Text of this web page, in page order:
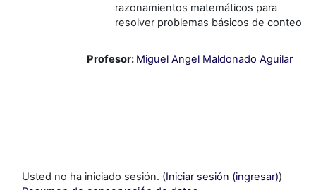
razonamientos matemáticos para
resolver problemas básicos de conteo
Profesor: Miguel Angel Maldonado Aguilar
Usted no ha iniciado sesión. (Iniciar sesión (ingresar))